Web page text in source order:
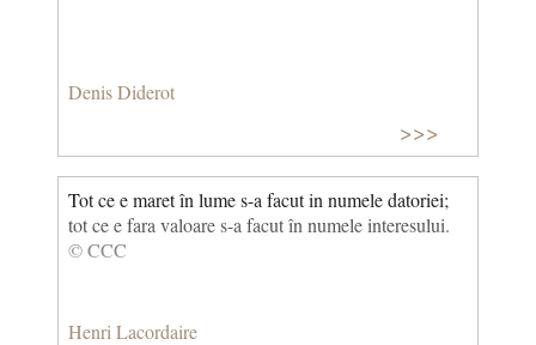
Denis Diderot
>>>
Tot ce e maret în lume s-a facut in numele datoriei;
tot ce e fara valoare s-a facut în numele interesului.
© CCC
Henri Lacordaire